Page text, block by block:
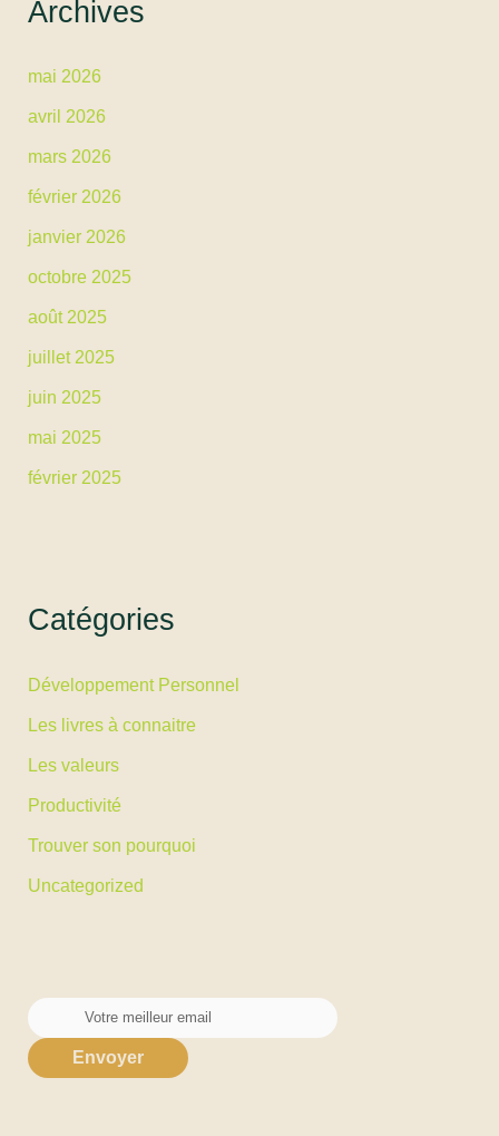
Archives
mai 2026
avril 2026
mars 2026
février 2026
janvier 2026
octobre 2025
août 2025
juillet 2025
juin 2025
mai 2025
février 2025
Catégories
Développement Personnel
Les livres à connaitre
Les valeurs
Productivité
Trouver son pourquoi
Uncategorized
Envoyer